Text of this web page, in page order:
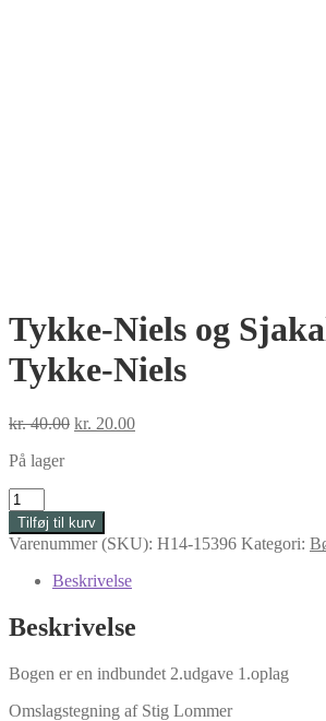
Tykke-Niels og
Tykke-Niels
kr.40.00 Den
kr. 20.00Den
På lager
Tykke-
Niels
og
Sjakalen
Tykke-
Niels
antal
Tilføj til kurv
Varenummer (SKU): H14-15396 Kategori:
Beskrivelse
Beskrivelse
Bogen er en indbundet 2.udgave 1.oplag
Omslagstegning af Stig Lommer